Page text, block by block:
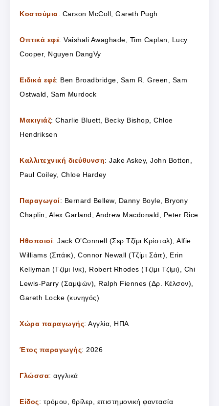
Κοστούμια: Carson McColl, Gareth Pugh
Οπτικά εφέ: Vaishali Awaghade, Tim Caplan, Lucy
Cooper, Nguyen DangVy
Ειδικά εφέ: Ben Broadbridge, Sam R. Green, Sam
Ostwald, Sam Murdock
Μακιγιάζ: Charlie Bluett, Becky Bishop, Chloe
Hendriksen
Καλλιτεχνική διεύθυνση: Jake Askey, John Botton,
Paul Coiley, Chloe Hardey
Παραγωγοί: Bernard Bellew, Danny Boyle, Bryony
Chaplin, Alex Garland, Andrew Macdonald, Peter Rice
Ηθοποιοί: Jack O’Connell (Σερ Τζίμι Κρίσταλ), Alfie
Williams (Σπάικ), Connor Newall (Τζίμι Σάιτ), Erin
Kellyman (Τζίμι Ινκ), Robert Rhodes (Τζίμι Τζίμι), Chi
Lewis-Parry (Σαμψών), Ralph Fiennes (Δρ. Κέλσον),
Gareth Locke (κυνηγός)
Χώρα παραγωγής: Αγγλία, ΗΠΑ
Έτος παραγωγής: 2026
Γλώσσα: αγγλικά
Είδος: τρόμου, θρίλερ, επιστημονική φαντασία